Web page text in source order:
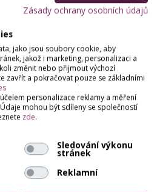
, Plzeň
kosmetické služby:
pleti, zpevňování, barvení řas a
peeling, laser, líčení, myostimulace
33, Plzeň
pleť, ale také poradíme jak se o ni
Zásady ochrany osobních údajů
jako jsou soubory cookie, aby
jakož i marketing, personalizaci a
změnit nebo přijmout výchozí
zavřít a pokračovat pouze se základními
personalizace reklamy a měření
mohou být sdíleny se společností
zde.
Sledování výkonu
stránek
Reklamní